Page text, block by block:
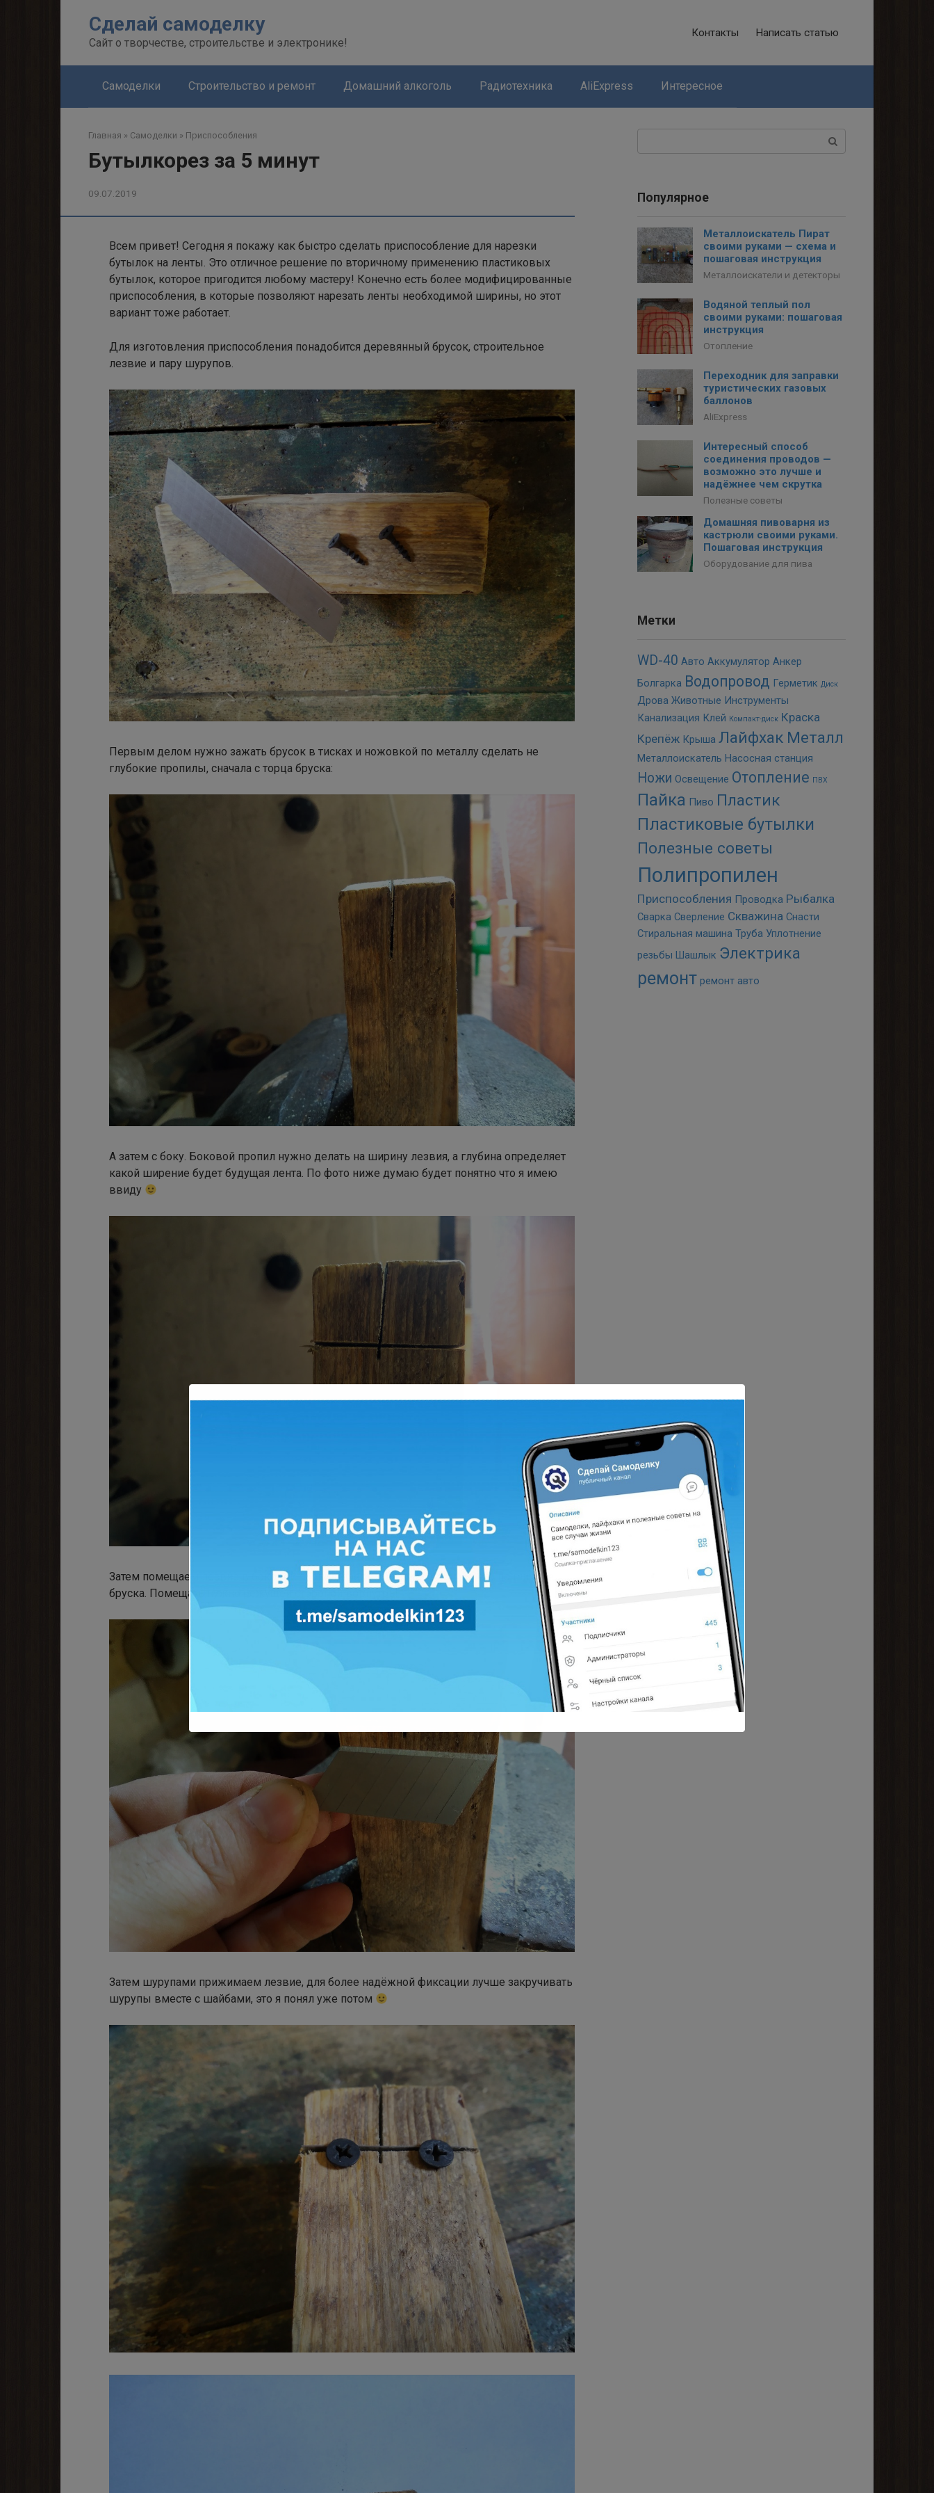
Сделай самоделку
Сайт о творчестве, строительстве и электронике!
Контакты Написать статью
Самоделки Строительство и ремонт Домашний алкоголь Радиотехника AliExpress Интересное
Главная » Самоделки » Приспособления
Бутылкорез за 5 минут
09.07.2019
Всем привет! Сегодня я покажу как быстро сделать приспособление для нарезки
бутылок на ленты. Это отличное решение по вторичному применению пластиковых
бутылок, которое пригодится любому мастеру! Конечно есть более модифицированные
приспособления, в которые позволяют нарезать ленты необходимой ширины, но этот
вариант тоже работает.
Для изготовления приспособления понадобится деревянный брусок, строительное
лезвие и пару шурупов.
Первым делом нужно зажать брусок в тисках и ножовкой по металлу сделать не
глубокие пропилы, сначала с торца бруска:
А затем с боку. Боковой пропил нужно делать на ширину лезвия, а глубина определяет
какой ширение будет будущая лента. По фото ниже думаю будет понятно что я имею
ввиду
Затем помещаем лезвие в боковой пропил, предварительно отломив его по ширине
бруска. Помещать нужно режущей стороной вовнутрь!
Затем шурупами прижимаем лезвие, для более надёжной фиксации лучше закручивать
шурупы вместе с шайбами, это я понял уже потом
Популярное
Металлоискатель Пират
своими руками — схема и
пошаговая инструкция
Металлоискатели и детекторы
Водяной теплый пол
своими руками: пошаговая
инструкция
Отопление
Переходник для заправки
туристических газовых
баллонов
AliExpress
Интересный способ
соединения проводов —
возможно это лучше и
надёжнее чем скрутка
Полезные советы
Домашняя пивоварня из
кастрюли своими руками.
Пошаговая инструкция
Оборудование для пива
Метки
WD-40 Авто Аккумулятор Анкер
Болгарка Водопровод Герметик Диск
Дрова Животные Инструменты
Канализация Клей Компакт-диск Краска
Крепёж Крыша Лайфхак Металл
Металлоискатель Насосная станция
Ножи Освещение Отопление ПВХ
Пайка Пиво Пластик
Пластиковые бутылки
Полезные советы
Полипропилен
Приспособления Проводка Рыбалка
Сварка Сверление Скважина Снасти
Стиральная машина Труба Уплотнение
резьбы Шашлык Электрика
ремонт ремонт авто